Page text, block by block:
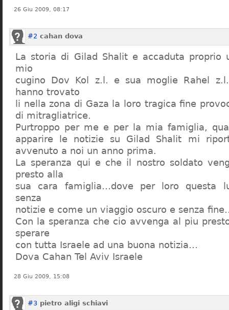
26 Giu 2009, 08:17
#2 cahan dova
La storia di Gilad Shalit e accaduta proprio
mio
cugino Dov Kol z.l. e sua moglie Rahel
hanno trovato
li nella zona di Gaza la loro tragica fine
di mitragliatrice.
Purtroppo per me e per la mia famiglia,
apparire le notizie su Gilad Shalit mi
avvenuto a noi un anno prima.
La speranza qui e che il nostro soldato
presto alla
sua cara famiglia…dove per loro questa
senza
notizie e come un viaggio oscuro e senza
Con la speranza che cio avvenga al piu
sperare
con tutta Israele ad una buona notizia…
Dova Cahan Tel Aviv Israele
28 Giu 2009, 15:08
#3 pietro aligi schiavi